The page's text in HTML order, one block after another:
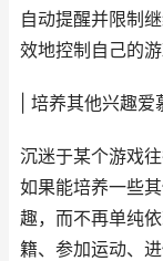
自动提醒并限制
效地控制自己的
| 培养其他兴趣爱
沉迷于某个游戏
如果能培养一些
趣，而不再单纯
籍、参加运动、